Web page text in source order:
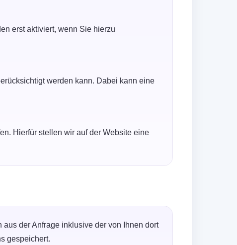
erst aktiviert, wenn Sie hierzu
werden kann. Dabei kann eine
Hierfür stellen wir auf der Website eine
der Anfrage inklusive der von Ihnen dort
gespeichert.